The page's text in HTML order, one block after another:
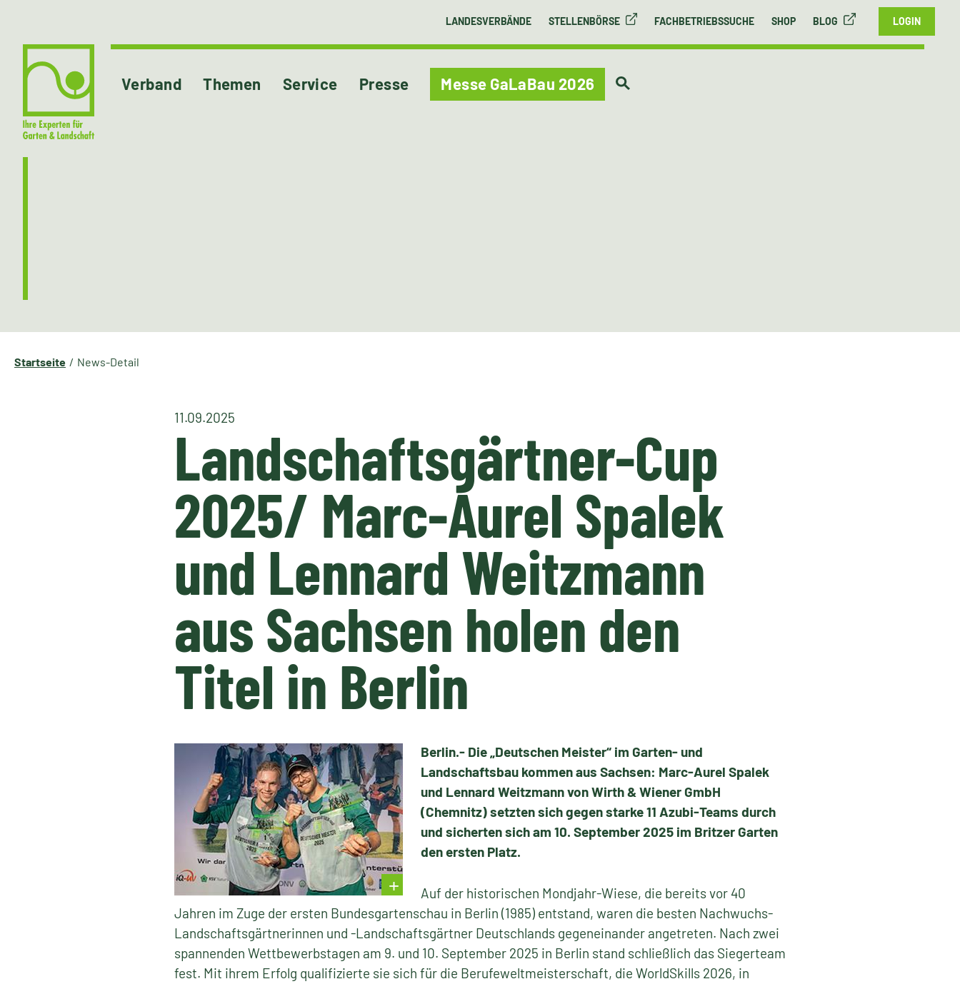
LANDESVERBÄNDE STELLENBÖRSE FACHBETRIEBSSUCHE SHOP BLOG LOGIN
Verband Themen Service Presse Messe GaLaBau 2026
Startseite News-Detail
11.09.2025
Landschaftsgärtner-Cup
2025/ Marc-Aurel Spalek
und Lennard Weitzmann
aus Sachsen holen den
Titel in Berlin
Berlin.- Die „Deutschen Meister“ im Garten- und
Landschaftsbau kommen aus Sachsen: Marc-Aurel Spalek
und Lennard Weitzmann von Wirth & Wiener GmbH
(Chemnitz) setzten sich gegen starke 11 Azubi-Teams durch
und sicherten sich am 10. September 2025 im Britzer Garten
den ersten Platz.
Auf der historischen Mondjahr-Wiese, die bereits vor 40
Jahren im Zuge der ersten Bundesgartenschau in Berlin (1985) entstand, waren die besten Nachwuchs-
Landschaftsgärtnerinnen und -Landschaftsgärtner Deutschlands gegeneinander angetreten. Nach zwei
spannenden Wettbewerbstagen am 9. und 10. September 2025 in Berlin stand schließlich das Siegerteam
fest. Mit ihrem Erfolg qualifizierte sie sich für die Berufeweltmeisterschaft, die WorldSkills 2026, in